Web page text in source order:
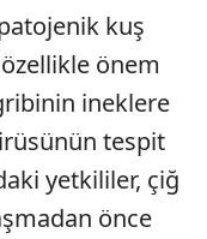
kuş
özellikle önem
ineklere
tespit
yetkililer, çiğ
önce